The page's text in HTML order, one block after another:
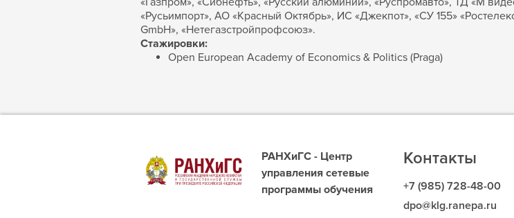
«Русьимпорт», АО «Красный Октябрь», ИС «Джекпот», «СУ 155»
GmbH», «Нетегазстройпрофсоюз».
Стажировки:
Open European Academy of Economics & Politics (Praga)
РАНХиГС - Центр
управления сетевые
программы обучения
Контакты
+7 (985) 728-48-00
dpo@klg.ranepa.ru